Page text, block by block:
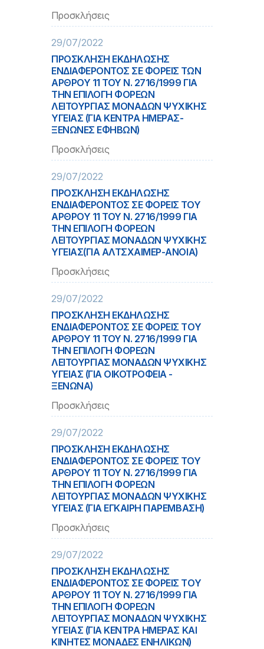
Προσκλήσεις
29/07/2022
ΠΡΟΣΚΛΗΣΗ ΕΚΔΗΛΩΣΗΣ
ΕΝΔΙΑΦΕΡΟΝΤΟΣ ΣΕ ΦΟΡΕΙΣ ΤΩΝ
ΑΡΘΡΟΥ 11 ΤΟΥ Ν. 2716/1999 ΓΙΑ
ΤΗΝ ΕΠΙΛΟΓΗ ΦΟΡΕΩΝ
ΛΕΙΤΟΥΡΓΙΑΣ ΜΟΝΑΔΩΝ ΨΥΧΙΚΗΣ
ΥΓΕΙΑΣ (ΓΙΑ ΚΕΝΤΡΑ ΗΜΕΡΑΣ-
ΞΕΝΩΝΕΣ ΕΦΗΒΩΝ)
Προσκλήσεις
29/07/2022
ΠΡΟΣΚΛΗΣΗ ΕΚΔΗΛΩΣΗΣ
ΕΝΔΙΑΦΕΡΟΝΤΟΣ ΣΕ ΦΟΡΕΙΣ ΤΟΥ
ΑΡΘΡΟΥ 11 ΤΟΥ Ν. 2716/1999 ΓΙΑ
ΤΗΝ ΕΠΙΛΟΓΗ ΦΟΡΕΩΝ
ΛΕΙΤΟΥΡΓΙΑΣ ΜΟΝΑΔΩΝ ΨΥΧΙΚΗΣ
ΥΓΕΙΑΣ(ΓΙΑ ΑΛΤΣΧΑΙΜΕΡ-ΑΝΟΙΑ)
Προσκλήσεις
29/07/2022
ΠΡΟΣΚΛΗΣΗ ΕΚΔΗΛΩΣΗΣ
ΕΝΔΙΑΦΕΡΟΝΤΟΣ ΣΕ ΦΟΡΕΙΣ ΤOY
ΑΡΘΡOY 11 ΤΟΥ Ν. 2716/1999 ΓΙΑ
ΤΗΝ ΕΠΙΛΟΓΗ ΦΟΡΕΩΝ
ΛΕΙΤΟΥΡΓΙΑΣ ΜΟΝΑΔΩΝ ΨΥΧΙΚΗΣ
ΥΓΕΙΑΣ (ΓΙΑ ΟΙΚΟΤΡΟΦΕΙΑ -
ΞΕΝΩΝΑ)
Προσκλήσεις
29/07/2022
ΠΡΟΣΚΛΗΣΗ ΕΚΔΗΛΩΣΗΣ
ΕΝΔΙΑΦΕΡΟΝΤΟΣ ΣΕ ΦΟΡΕΙΣ ΤΟΥ
ΑΡΘΡΟΥ 11 ΤΟΥ Ν. 2716/1999 ΓΙΑ
ΤΗΝ ΕΠΙΛΟΓΗ ΦΟΡΕΩΝ
ΛΕΙΤΟΥΡΓΙΑΣ ΜΟΝΑΔΩΝ ΨΥΧΙΚΗΣ
ΥΓΕΙΑΣ (ΓΙΑ ΕΓΚΑΙΡΗ ΠΑΡΕΜΒΑΣΗ)
Προσκλήσεις
29/07/2022
ΠΡΟΣΚΛΗΣΗ ΕΚΔΗΛΩΣΗΣ
ΕΝΔΙΑΦΕΡΟΝΤΟΣ ΣΕ ΦΟΡΕΙΣ ΤOY
ΑΡΘΡOY 11 ΤΟΥ Ν. 2716/1999 ΓΙΑ
ΤΗΝ ΕΠΙΛΟΓΗ ΦΟΡΕΩΝ
ΛΕΙΤΟΥΡΓΙΑΣ ΜΟΝΑΔΩΝ ΨΥΧΙΚΗΣ
ΥΓΕΙΑΣ (ΓΙΑ ΚΕΝΤΡΑ ΗΜΕΡΑΣ ΚΑΙ
ΚΙΝΗΤΕΣ ΜΟΝΑΔΕΣ ΕΝΗΛΙΚΩΝ)